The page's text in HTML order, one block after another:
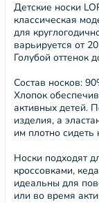
Детские носки
классическая
для
варьируется от
Голубой оттенок
Состав носков:
Хлопок
активных детей.
изделия, а
им плотно сидеть
Носки подходят
кроссовками,
идеальны для
или во время